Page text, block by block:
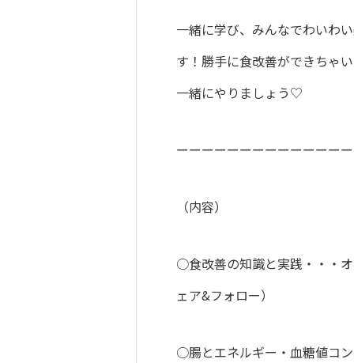
一緒に学び、みんなでわいわ
す！勝手に食改善ができちゃ
一緒にやりましょう♡
ーーーーーーーーーーーーー
（内容）
○食改善の知識と実践・・・
ェア&フォロー）
○腸とエネルギー・血糖値コ